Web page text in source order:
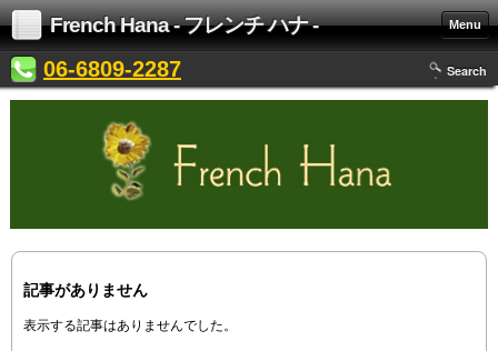
French Hana - フレンチ ハナ - Menu
06-6809-2287 Search
記事がありません
表示する記事はありませんでした。